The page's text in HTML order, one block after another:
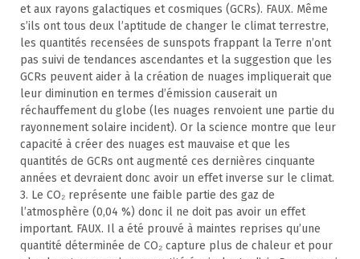
et aux rayons galactiques et cosmiques (GCRs). FAUX. Même
s’ils ont tous deux l’aptitude de changer le climat terrestre,
les quantités recensées de sunspots frappant la Terre n’ont
pas suivi de tendances ascendantes et la suggestion que les
GCRs peuvent aider à la création de nuages impliquerait que
leur diminution en termes d’émission causerait un
réchauffement du globe (les nuages renvoient une partie du
rayonnement solaire incident). Or la science montre que leur
capacité à créer des nuages est mauvaise et que les
quantités de GCRs ont augmenté ces dernières cinquante
années et devraient donc avoir un effet inverse sur le climat.
3. Le CO₂ représente une faible partie des gaz de
l’atmosphère (0,04 %) donc il ne doit pas avoir un effet
important. FAUX. Il a été prouvé à maintes reprises qu’une
quantité déterminée de CO₂ capture plus de chaleur et pour